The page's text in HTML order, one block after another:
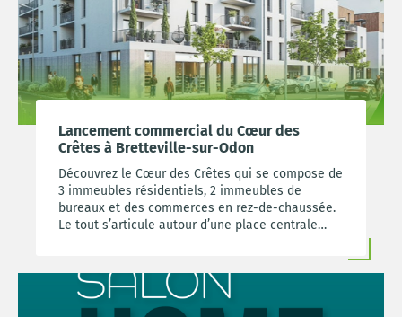
Lancement commercial du Cœur des
Crêtes à Bretteville-sur-Odon
Découvrez le Cœur des Crêtes qui se compose de
3 immeubles résidentiels, 2 immeubles de
bureaux et des commerces en rez-de-chaussée.
Le tout s’articule autour d’une place centrale